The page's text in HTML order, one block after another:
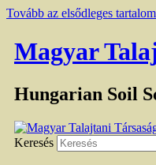
Tovább az elsődleges
Magyar
Hungarian Soil
Keresés